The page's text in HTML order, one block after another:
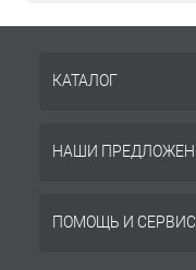
КАТАЛОГ
НАШИ
ПОМОЩЬ И